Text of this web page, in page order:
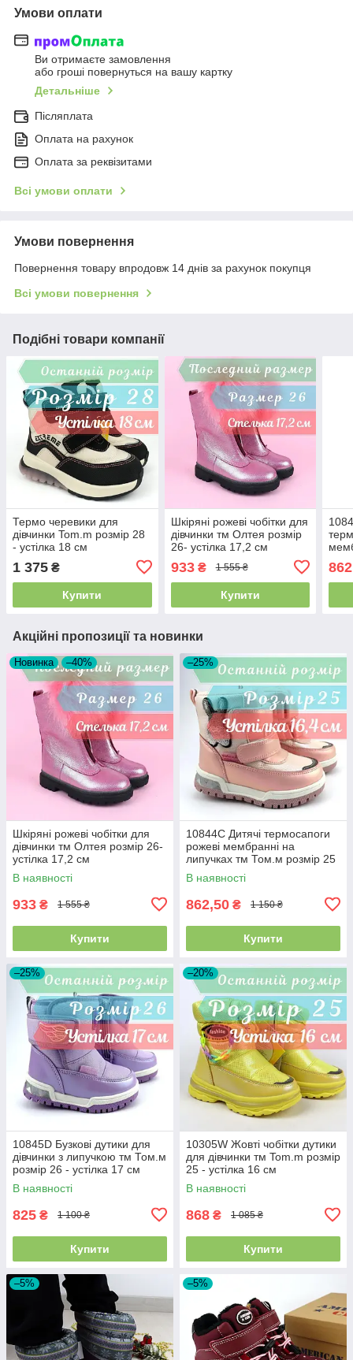
Умови оплати
Ви отримаєте замовлення
або гроші повернуться на вашу картку
Детальніше
Післяплата
Оплата на рахунок
Оплата за реквізитами
Всі умови оплати
Умови повернення
Повернення товару впродовж 14 днів за рахунок покупця
Всі умови повернення
Подібні товари компанії
Термо черевики для
дівчинки Tom.m розмір 28
- устілка 18 см
1 375 ₴
Купити
Шкіряні рожеві чобітки для
дівчинки тм Олтея розмір
26- устілка 17,2 см
933₴ 1 555 ₴
Купити
Акційні пропозиції та новинки
Новинка –40%
Шкіряні рожеві чобітки для
дівчинки тм Олтея розмір 26-
устілка 17,2 см
В наявності
933 ₴ 1 555 ₴
Купити
–25%
10844C Дитячі термосапоги
рожеві мембранні на
липучках тм Том.м розмір 25
- устілка 16,4 см
В наявності
862,50 ₴ 1 150 ₴
Купити
–25%
10845D Бузкові дутики для
дівчинки з липучкою тм Том.м
розмір 26 - устілка 17 см
В наявності
825 ₴ 1 100 ₴
Купити
–20%
10305W Жовті чобітки дутики
для дівчинки тм Tom.m розмір
25 - устілка 16 см
В наявності
868 ₴ 1 085 ₴
Купити
–5% –5%